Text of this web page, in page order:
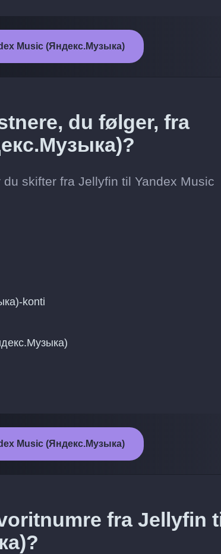
Music (Яндекс.Музыка)
du følger, fra
skifter fra Jellyfin til Yandex Music
konti
Music (Яндекс.Музыка)
fra Jellyfin